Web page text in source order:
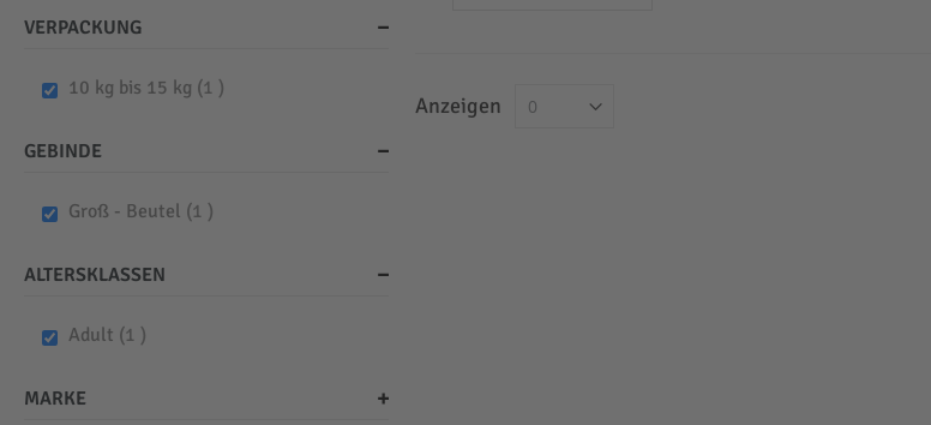
Anzeigen
VERPACKUNG
10 kg bis 15 kg 1 item
GEBINDE
Groß - Beutel 1 item
ALTERSKLASSEN
Adult 1 item
MARKE